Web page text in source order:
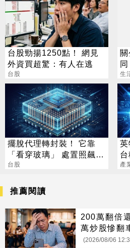
台股勁揚1250點！ 網見
外資買超驚：有人在逃
台股
關
加
生
擺脫代理轉封裝！ 它靠
「看穿玻璃」 處置照飆2
漲停
台股
英
台
產
推薦閱讀
200萬翻倍
萬炒股慘翻
用
(2026/08/06